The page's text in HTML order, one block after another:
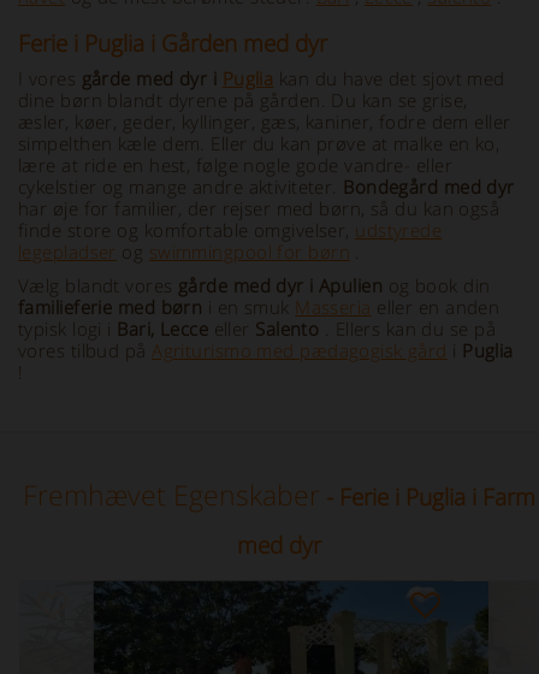
Ferie i Puglia i Gården med dyr
I vores gårde med dyr i Puglia kan du have det sjovt med
dine børn blandt dyrene på gården. Du kan se grise,
æsler, køer, geder, kyllinger, gæs, kaniner, fodre dem eller
simpelthen kæle dem. Eller du kan prøve at malke en ko,
lære at ride en hest, følge nogle gode vandre- eller
cykelstier og mange andre aktiviteter. Bondegård med dyr
har øje for familier, der rejser med børn, så du kan også
finde store og komfortable omgivelser, udstyrede
legepladser og swimmingpool for børn .
Vælg blandt vores gårde med dyr i Apulien og book din
familieferie med børn i en smuk Masseria eller en anden
typisk logi i Bari, Lecce eller Salento . Ellers kan du se på
vores tilbud påAgriturismo med pædagogisk gård i Puglia
!
Fremhævet Egenskaber - Ferie i Puglia i Farm
med dyr